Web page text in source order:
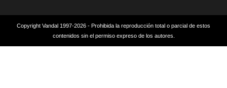
Copyright Vandal 1997-2026 - Prohibida la reproducción total o parcial de estos
contenidos sin el permiso expreso de los autores.